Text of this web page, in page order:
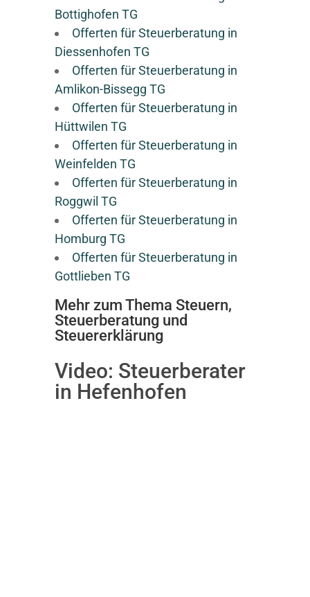
Bottighofen TG
Offerten für Steuerberatung in
Diessenhofen TG
Offerten für Steuerberatung in
Amlikon-Bissegg TG
Offerten für Steuerberatung in
Hüttwilen TG
Offerten für Steuerberatung in
Weinfelden TG
Offerten für Steuerberatung in
Roggwil TG
Offerten für Steuerberatung in
Homburg TG
Offerten für Steuerberatung in
Gottlieben TG
Mehr zum Thema Steuern,
Steuerberatung und
Steuererklärung
Video: Steuerberater
in Hefenhofen